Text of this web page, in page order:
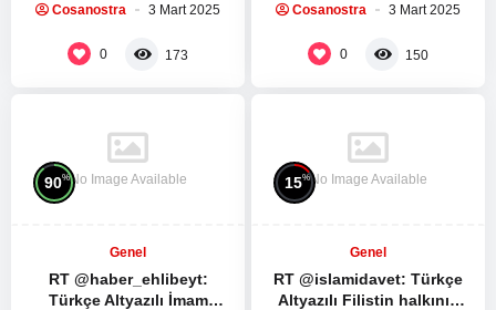
fark ettin dunyanin…
Cosanostra 3 Mart 2025
0 173
Spartacus Dizisinin ilk 5
bölümünü…
Cosanostra 3 Mart 2025
0 150
No Image Available
90%
Genel
RT @haber_ehlibeyt:
Türkçe Altyazılı İmam
No Image Available
15%
Genel
RT @islamidavet: Türkçe
Altyazılı Filistin halkının